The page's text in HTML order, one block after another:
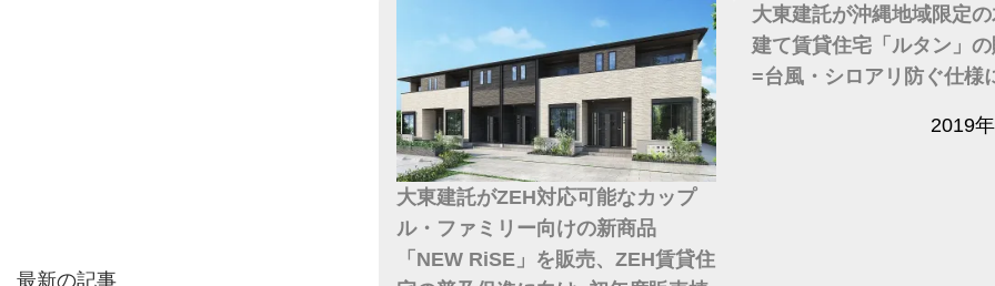
大東建託がZEH対応可能なカップ
ル・ファミリー向けの新商品
「NEW RiSE」を販売、ZEH賃貸住
大東建託が沖縄地域限定
建て賃貸住宅「ルタン」
=台風・シロアリ防ぐ仕様
2019
最新の記事